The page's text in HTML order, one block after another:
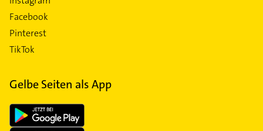
Facebook
Pinterest
TikTok
Gelbe Seiten als App